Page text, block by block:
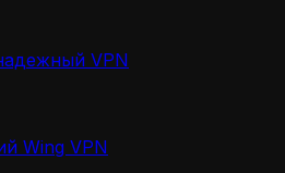
VPN
Wing VPN